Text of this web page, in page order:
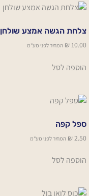
צלחת הגשה אמצע שולחן
₪10.00 המחיר לפני מע"מ
הוספה לסל
ספל קפה
₪2.50 המחיר לפני מע"מ
הוספה לסל